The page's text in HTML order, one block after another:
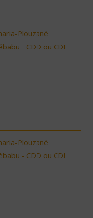
Plouzané
- CDD ou CDI
Plouzané
- CDD ou CDI